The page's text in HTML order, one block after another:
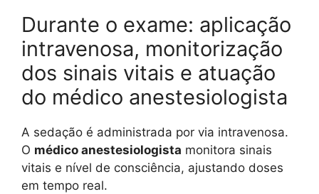
Durante o exame: aplicação
intravenosa, monitorização
dos sinais vitais e atuação
do médico anestesiologista
A sedação é administrada por via intravenosa.
O médico anestesiologista monitora sinais
vitais e nível de consciência, ajustando doses
em tempo real.